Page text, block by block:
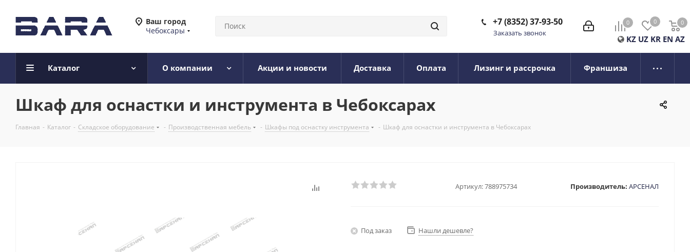
Ваш город
Чебоксары
0 0 0
0
KZ UZ KR EN AZ
+7 (8352) 37-93-50
Заказать звонок
Каталог О компании Акции и новости Доставка Оплата Лизинг и рассрочка Франшиза
Шкаф для оснастки и инструмента в Чебоксарах
Главная - Каталог - Складское оборудование - Производственная мебель - Шкафы под оснастку инструмента - Шкаф для оснастки и инструмента в Чебоксарах
Артикул:788975734 Производитель: АРСЕНАЛ
Под заказ Нашли дешевле?